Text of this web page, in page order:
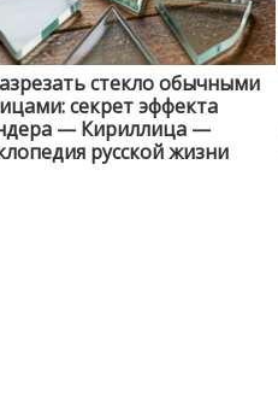
стекло обычными
секрет эффекта
— Кириллица —
русской жизни